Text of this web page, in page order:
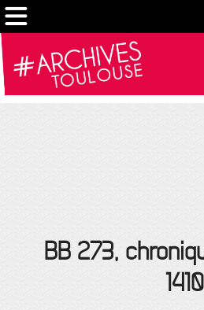
BB 273,
1410
Cookies management panel